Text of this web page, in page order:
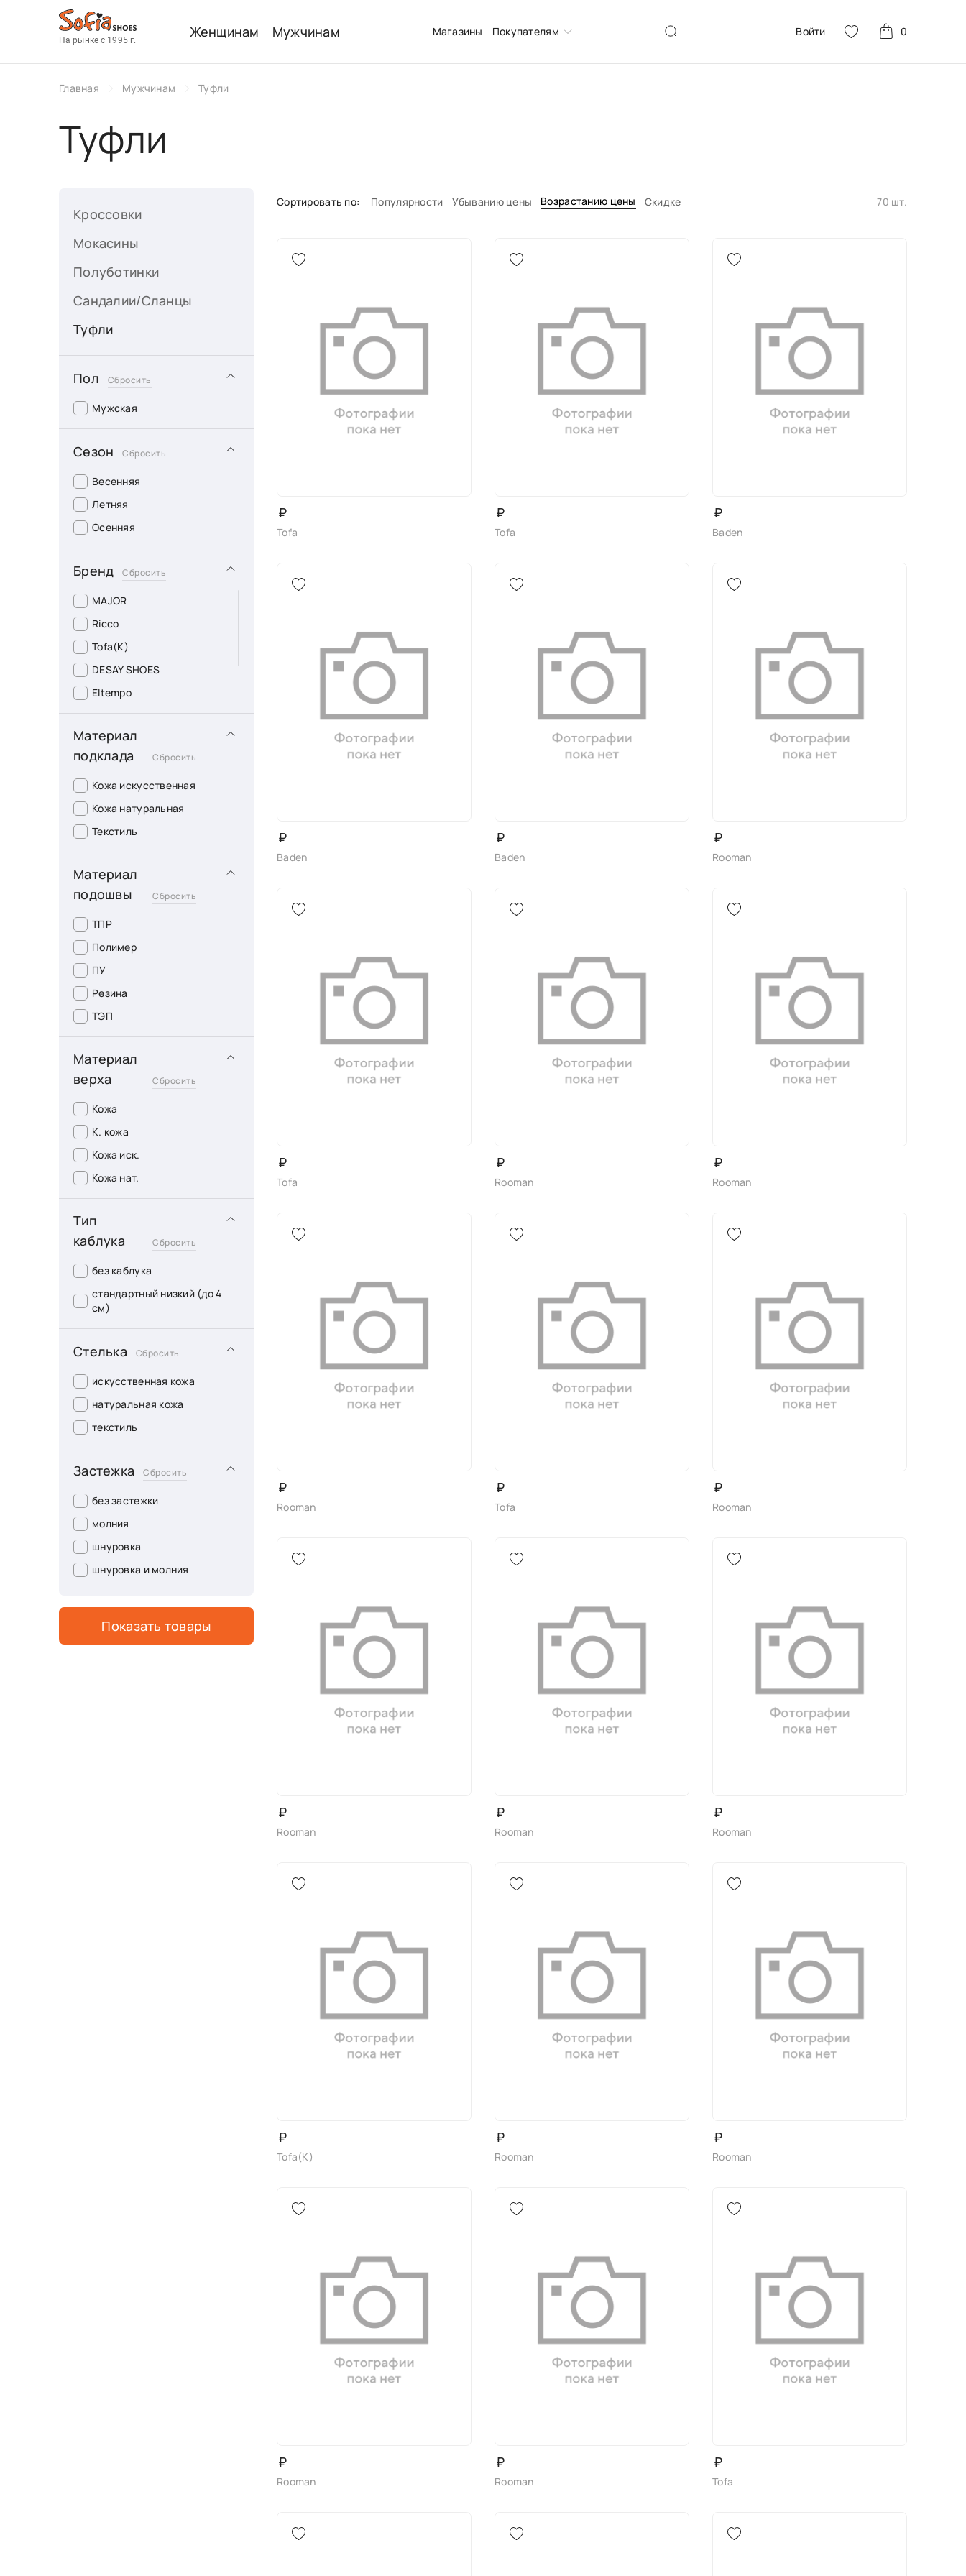
На рынке с 1995 г. Женщинам Мужчинам Магазины Покупателям Войти 0
Главная Мужчинам Туфли
Туфли
Кроссовки
Мокасины
Полуботинки
Сандалии/Сланцы
Туфли
Пол Сбросить
Мужская
Сезон Сбросить
Весенняя
Летняя
Осенняя
Бренд Сбросить
MAJOR
Ricco
Tofa(K)
DESAY SHOES
Eltempo
Rooman
БАДЕН
ТОФА
Материал
подклада
Сбросить
Кожа искусственная
Кожа натуральная
Текстиль
Материал
подошвы
Сбросить
ТПР
Полимер
ПУ
Резина
ТЭП
Материал
верха
Сбросить
Кожа
К. кожа
Кожа иск.
Кожа нат.
Тип
каблука
Сбросить
без каблука
стандартный низкий (до 4
см)
Стелька Сбросить
искусственная кожа
натуральная кожа
текстиль
Застежка Сбросить
без застежки
молния
шнуровка
шнуровка и молния
Показать товары
Сортировать по: Популярности Убыванию цены Возрастанию цены Скидке 70 шт.
₽
Tofa
₽
Tofa
₽
Baden
₽
Baden
₽
Baden
₽
Rooman
₽
Tofa
₽
Rooman
₽
Rooman
₽
Rooman
₽
Tofa
₽
Rooman
₽
Rooman
₽
Rooman
₽
Rooman
₽
Tofa(K)
₽
Rooman
₽
Rooman
₽
Rooman
₽
Rooman
₽
Tofa